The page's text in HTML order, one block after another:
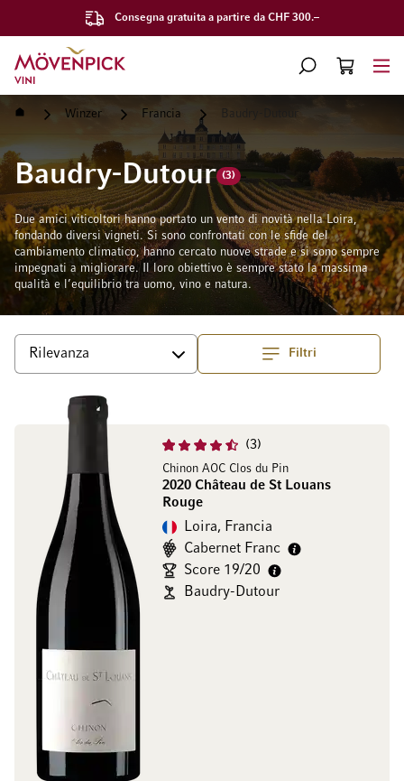
Consegna gratuita a partire da CHF 300.–
Vai alla Home Page
CERCA
CART
Home Winzer Francia Baudry-Dutour
Baudry-Dutour (3)
Due amici viticoltori hanno portato un vento di novità nella Loira,
fondando diversi vigneti. Si sono confrontati con le sfide del
cambiamento climatico, hanno cercato nuove strade e si sono sempre
impegnati a migliorare. Il loro obiettivo è sempre stato la massima
qualità e l’equilibrio tra uomo, vino e natura.
Filtri
Ordina perSuperiore
3
Chinon AOC Clos du Pin
2020 Château de St Louans
Rouge
Loira, Francia
Cabernet Franc
Score 19/20
Baudry-Dutour